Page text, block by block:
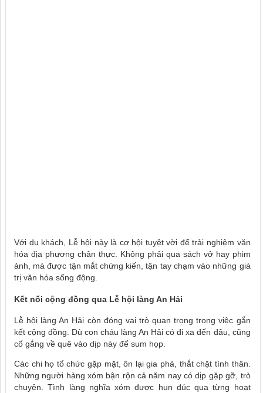
Với du khách, Lễ hội này là cơ hội tuyệt vời để trải nghiệm văn
hóa địa phương chân thực. Không phải qua sách vở hay phim
ảnh, mà được tận mắt chứng kiến, tận tay chạm vào những giá
trị văn hóa sống động.
Kết nối cộng đồng qua Lễ hội làng An Hải
Lễ hội làng An Hải còn đóng vai trò quan trọng trong việc gắn
kết cộng đồng. Dù con cháu làng An Hải có đi xa đến đâu, cũng
cố gắng về quê vào dịp này để sum họp.
Các chi họ tổ chức gặp mặt, ôn lại gia phả, thắt chặt tình thân.
Những người hàng xóm bận rộn cả năm nay có dịp gặp gỡ, trò
chuyện. Tình làng nghĩa xóm được hun đúc qua từng hoạt